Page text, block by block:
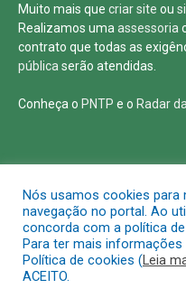
Muito mais que criar site ou
Realizamos uma assessoria
contrato que todas as
pública serão atendidas.
Conheça o PNTP e o Radar
Todos os direitos
Mapa do Site
Nós usamos cookies para
navegação no portal. Ao
concorda com a política
Para ter mais
Política de cookies (Leia
ACEITO.